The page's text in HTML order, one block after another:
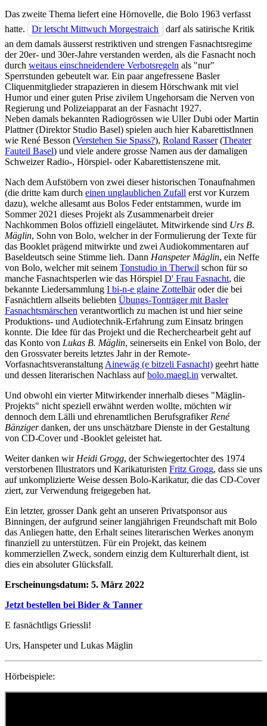
Das zweite Thema liefert eine Hörnovelle, die Bolo 1963 verfasst
hatte.
Dr letscht Mittwuch Morgestraich
darf als satirische Kritik
an dem damals äusserst restriktiven und strengen Fasnachtsregime
der 20er- und 30er-Jahre verstanden werden, als die Fasnacht noch
durch weitaus einschneidendere Verbotsregeln als "nur"
Sperrstunden gebeutelt war. Ein paar angefressene Basler
Cliquenmitglieder strapazieren in diesem Hörschwank mit viel
Humor und einer guten Prise zivilem Ungehorsam die Nerven von
Regierung und Polizeiapparat an der Fasnacht 1927.
Neben damals bekannten Radiogrössen wie Uller Dubi oder Martin
Plattner (Direktor Studio Basel) spielen auch hier KabarettistInnen
wie René Besson (Verstehen Sie Spass?), Roland Rasser(Theater
Fauteil Basel) und viele andere grosse Namen aus der damaligen
Schweizer Radio-, Hörspiel- oder Kabarettistenszene mit.
Nach dem Aufstöbern von zwei dieser historischen Tonaufnahmen
(die dritte kam durch einen unglaublichen Zufall erst vor Kurzem
dazu), welche allesamt aus Bolos Feder entstammen, wurde im
Sommer 2021 dieses Projekt als Zusammenarbeit dreier
Nachkommen Bolos offiziell eingeläutet. Mitwirkende sind Urs B.
Mäglin, Sohn von Bolo, welcher in der Formulierung der Texte für
das Booklet prägend mitwirkte und zwei Audiokommentaren auf
Baseldeutsch seine Stimme lieh. Dann Hanspeter Mäglin, ein Neffe
von Bolo, welcher mit seinem Tonstudio in Therwil schon für so
manche Fasnachtsperlen wie das Hörspiel D' Frau Fasnacht, die
bekannte Liedersammlung I bi-n-e glaine Zottelbäroder die bei
Fasnächtlern allseits beliebten Übungs-Tonträger mit Basler
Fasnachtsmärschen verantwortlich zu machen ist und hier seine
Produktions- und Audiotechnik-Erfahrung zum Einsatz bringen
konnte. Die Idee für das Projekt und die Recherchearbeit geht auf
das Konto von Lukas B. Mäglin, seinerseits ein Enkel von Bolo, der
den Grossvater bereits letztes Jahr in der Remote-
Vorfasnachtsveranstaltung Ainewäg (e bitzeli Fasnacht) geehrt hatte
und dessen literarischen Nachlass aufbolo.maegl.in verwaltet.
Und obwohl ein vierter Mitwirkender innerhalb dieses "Mäglin-
Projekts" nicht speziell erwähnt werden wollte, möchten wir
dennoch dem Lälli und ehrenamtlichen Berufsgrafiker René
Bänzigerdanken, der uns unschätzbare Dienste in der Gestaltung
von CD-Cover und -Booklet geleistet hat.
Weiter danken wir Heidi Grogg, der Schwiegertochter des 1974
verstorbenen Illustrators und Karikaturisten Fritz Grogg, dass sie uns
auf unkomplizierte Weise dessen Bolo-Karikatur, die das CD-Cover
ziert, zur Verwendung freigegeben hat.
Ein letzter, grosser Dank geht an unseren Privatsponsor aus
Binningen, der aufgrund seiner langjährigen Freundschaft mit Bolo
das Anliegen hatte, den Erhalt seines literarischen Werkes anonym
finanziell zu unterstützen. Für ein Projekt, das keinem
kommerziellen Zweck, sondern einzig dem Kulturerhalt dient, ist
dies ein absoluter Glücksfall.
Erscheinungsdatum: 5. März 2022
Jetzt bestellen bei Bider & Tanner
E fasnächtligs Griessli!
Urs, Hanspeter und Lukas Mäglin
Hörbeispiele: